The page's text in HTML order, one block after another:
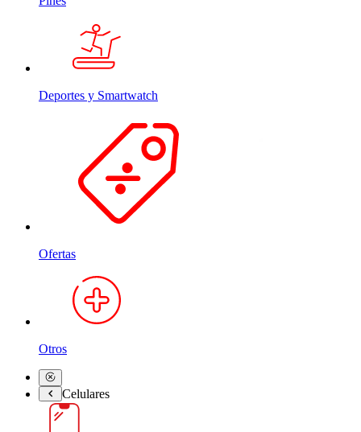
Deportes y Smartwatch
Ofertas
Otros
Celulares